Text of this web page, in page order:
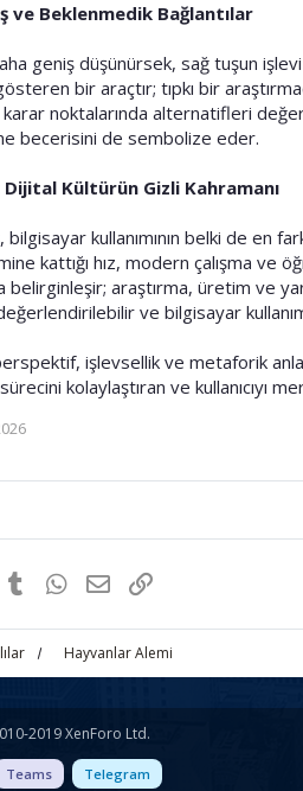
ve Beklenmedik Bağlantılar
geniş düşünürsek, sağ tuşun
bir araçtır; tıpkı bir
noktalarında alternatifleri
becerisini de sembolize eder.
Dijital Kültürün Gizli Kahramanı
bilgisayar kullanımının belki de en
kattığı hız, modern çalışma ve
belirginleşir; araştırma, üretim ve
ve bilgisayar
işlevsellik ve metaforik
kolaylaştıran ve kullanıcıyı
Tumblr WhatsApp
E-postaLink
Hayvanlar Alemi
2019 XenForo Ltd.
Teams Telegram